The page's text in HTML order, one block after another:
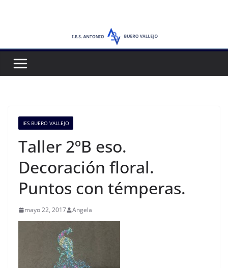
IES BUERO VALLEJO
Taller 2ºB eso.
Decoración floral.
Puntos con témperas.
mayo 22, 2017 Angela